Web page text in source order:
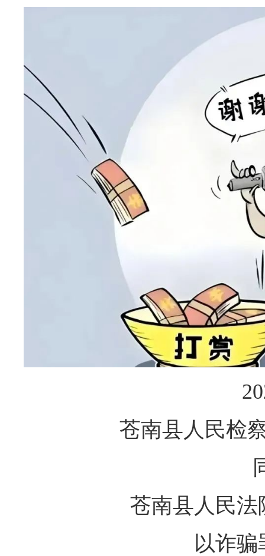
苍南县人民检
苍南县人民
以诈